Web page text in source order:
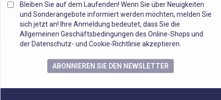
Bleiben Sie auf dem Laufenden! Wenn Sie über Neuigkeiten
und Sonderangebote informiert werden möchten, melden Sie
sich jetzt an! Ihre Anmeldung bedeutet, dass Sie die
Allgemeinen Geschäftsbedingungen des Online-Shops und
der Datenschutz- und Cookie-Richtlinie akzeptieren.
ABONNIEREN SIE DEN NEWSLETTER